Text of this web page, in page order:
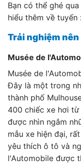
Bạn có thể ghé
hiểu thêm về
Trải nghiệm
Musée de
Musée de
Đây là một trong
thành phố
400 chiếc xe hơi từ
được nhìn ngắm
mẫu xe hiện đại,
yêu thích ô tô và
l'Automobile được